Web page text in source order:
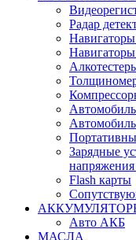
Радар
Навигаторы
Навигаторы
Зарядные
Flash карты
Авто АКБ
МАСЛА